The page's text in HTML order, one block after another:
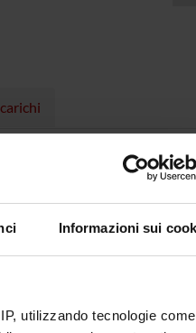
Informazioni sui
utilizzando tecnologie
Anno
ONLINE
CREDITI